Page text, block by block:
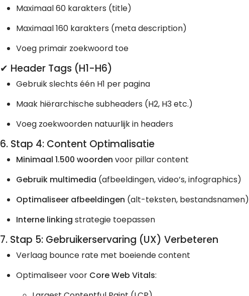
Maximaal 60 karakters (title)
Maximaal 160 karakters (meta description)
Voeg primair zoekwoord toe
✔ Header Tags (H1-H6)
Gebruik slechts één H1 per pagina
Maak hiërarchische subheaders (H2, H3 etc.)
Voeg zoekwoorden natuurlijk in headers
6. Stap 4: Content Optimalisatie
Minimaal 1.500 woorden voor pillar content
Gebruik multimedia (afbeeldingen, video’s, infographics)
Optimaliseer afbeeldingen (alt-teksten, bestandsnamen)
Interne linking strategie toepassen
7. Stap 5: Gebruikerservaring (UX) Verbeteren
Verlaag bounce rate met boeiende content
Optimaliseer voor Core Web Vitals: